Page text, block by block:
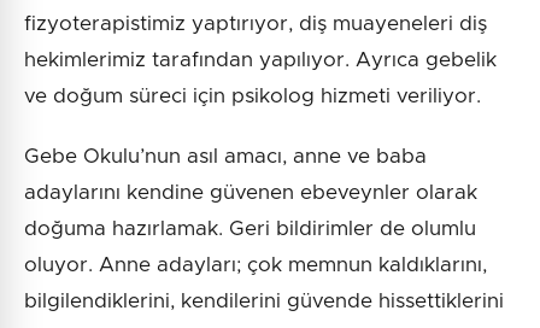
fizyoterapistimiz yaptırıyor, diş muayeneleri diş
hekimlerimiz tarafından yapılıyor. Ayrıca gebelik
ve doğum süreci için psikolog hizmeti veriliyor.
Gebe Okulu’nun asıl amacı, anne ve baba
adaylarını kendine güvenen ebeveynler olarak
doğuma hazırlamak. Geri bildirimler de olumlu
oluyor. Anne adayları; çok memnun kaldıklarını,
bilgilendiklerini, kendilerini güvende hissettiklerini